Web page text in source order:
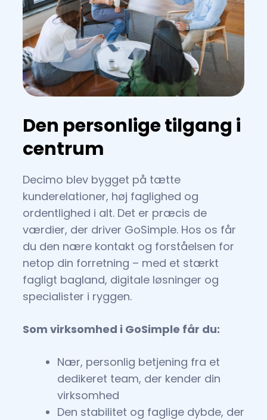
Den personlige tilgang i
centrum
Decimo blev bygget på tætte
kunderelationer, høj faglighed og
ordentlighed i alt. Det er præcis de
værdier, der driver GoSimple. Hos os får
du den nære kontakt og forståelsen for
netop din forretning – med et stærkt
fagligt bagland, digitale løsninger og
specialister i ryggen.
Som virksomhed i GoSimple får du:
Nær, personlig betjening fra et
dedikeret team, der kender din
virksomhed
Den stabilitet og faglige dybde, der